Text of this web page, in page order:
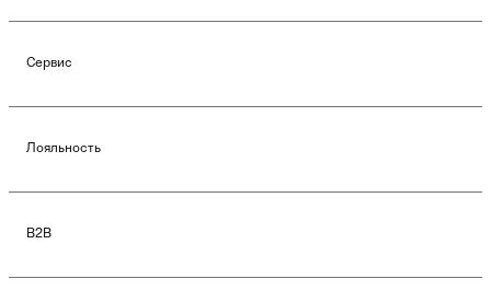
Сервис
Лояльность
B2B